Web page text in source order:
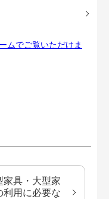
ムでご覧いただけま
具・大型家
利用に必要な